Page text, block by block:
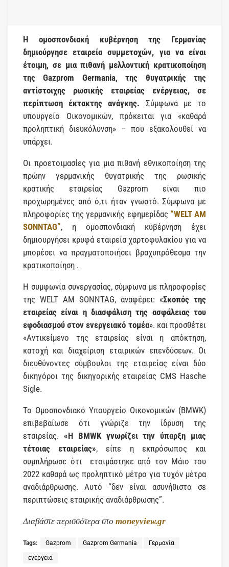
Η ομοσπονδιακή κυβέρνηση της Γερμανίας
δημιούργησε εταιρεία συμμετοχών, για να είναι
έτοιμη, σε μια πιθανή μελλοντική κρατικοποίηση
της Gazprom Germania, της θυγατρικής της
αντίστοιχης ρωσικής εταιρείας ενέργειας, σε
περίπτωση έκτακτης ανάγκης. Σύμφωνα με το
υπουργείο Οικονομικών, πρόκειται για «καθαρά
προληπτική διευκόλυνση» – που εξακολουθεί να
υπάρχει.
Οι προετοιμασίες για μια πιθανή εθνικοποίηση της
πρώην γερμανικής θυγατρικής της ρωσικής
κρατικής εταιρείας Gazprom είναι πιο
προχωρημένες από ό,τι ήταν γνωστό. Σύμφωνα με
πληροφορίες της γερμανικής εφημερίδας “WELT AM
SONNTAG”, η ομοσπονδιακή κυβέρνηση έχει
δημιουργήσει κρυφά εταιρεία χαρτοφυλακίου για να
μπορέσει να πραγματοποιήσει βραχυπρόθεσμα την
κρατικοποίηση .
Η συμφωνία συνεργασίας, σύμφωνα με πληροφορίες
της WELT AM SONNTAG, αναφέρει: «Σκοπός της
εταιρείας είναι η διασφάλιση της ασφάλειας του
εφοδιασμού στον ενεργειακό τομέα». και προσθέτει
«Αντικείμενο της εταιρείας είναι η απόκτηση,
κατοχή και διαχείριση εταιρικών επενδύσεων. Οι
διευθύνοντες σύμβουλοι της εταιρείας είναι δύο
δικηγόροι της δικηγορικής εταιρείας CMS Hasche
Sigle.
Το Ομοσπονδιακό Υπουργείο Οικονομικών (BMWK)
επιβεβαίωσε ότι γνώριζε την ίδρυση της
εταιρείας. «Η BMWK γνωρίζει την ύπαρξη μιας
τέτοιας εταιρείας», είπε η εκπρόσωπος και
συμπλήρωσε ότι ετοιμάστηκε από τον Μάιο του
2022 καθαρά ως προληπτικό μέτρο για τυχόν μέτρα
αναδιάρθρωσης. Αυτό “δεν είναι ασυνήθιστο σε
περιπτώσεις εταιρικής αναδιάρθρωσης”.
Διαβάστε περισσότερα στο moneyview.gr
Tags: Gazprom Gazprom Germania Γερμανία
ενέργεια